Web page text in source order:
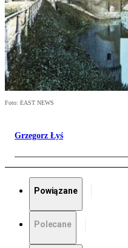
Foto: EAST NEWS
Grzegorz Łyś
Powiązane
Polecane